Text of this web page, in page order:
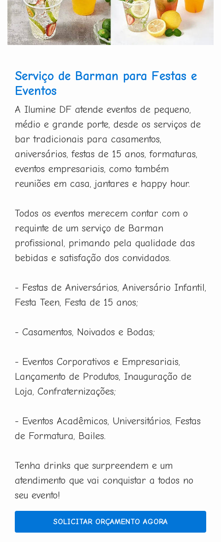
Serviço de Barman para Festas e
Eventos
A Ilumine DF atende eventos de pequeno,
médio e grande porte, desde os serviços de
bar tradicionais para casamentos,
aniversários, festas de 15 anos, formaturas,
eventos empresariais, como também
reuniões em casa, jantares e happy hour.
Todos os eventos merecem contar com o
requinte de um serviço de Barman
profissional, primando pela qualidade das
bebidas e satisfação dos convidados.
- Festas de Aniversários, Aniversário Infantil,
Festa Teen, Festa de 15 anos;
- Casamentos, Noivados e Bodas;
- Eventos Corporativos e Empresariais,
Lançamento de Produtos, Inauguração de
Loja, Confraternizações;
- Eventos Acadêmicos, Universitários, Festas
de Formatura, Bailes.
Tenha drinks que surpreendem e um
atendimento que vai conquistar a todos no
seu evento!
SOLICITAR ORÇAMENTO AGORA